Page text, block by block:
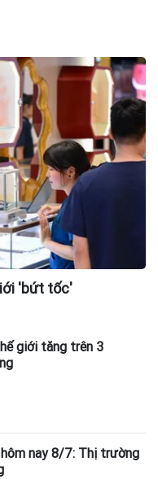
'bứt tốc'
giới tăng trên 3
hôm nay 8/7: Thị trường